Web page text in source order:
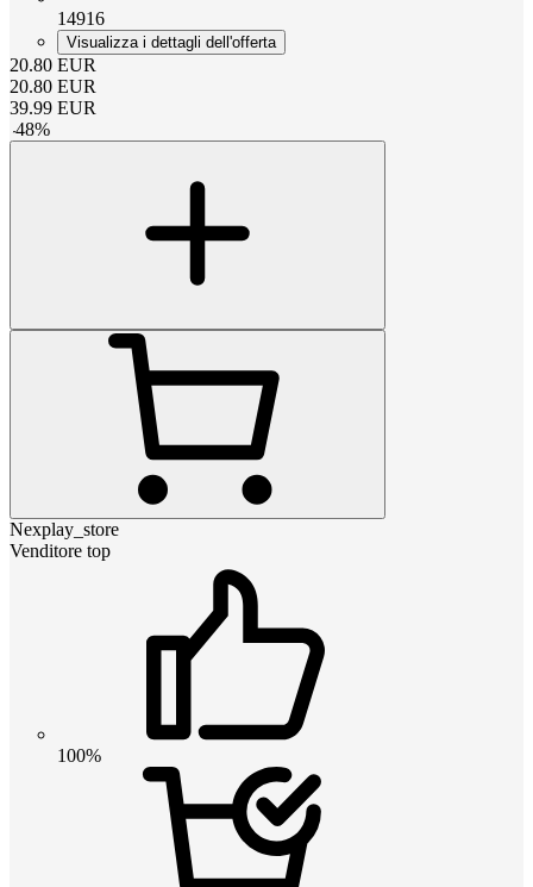
14916
Visualizza i dettagli dell'offerta
20.80 EUR
20.80 EUR
39.99 EUR
-48%
Nexplay_store
Venditore top
100%